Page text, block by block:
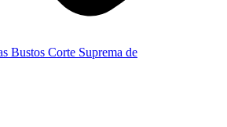
Bustos Corte Suprema de